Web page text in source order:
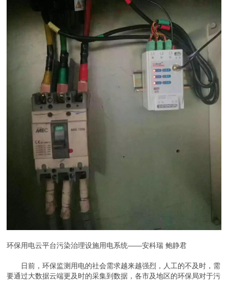
环保用电云平台污染治理设施用电系统——安科瑞 鲍静君
日前，环保监测用电的社会需求越来越强烈，人工的不及时，需
要通过大数据云端更及时的采集到数据，各市及地区的环保局对于污